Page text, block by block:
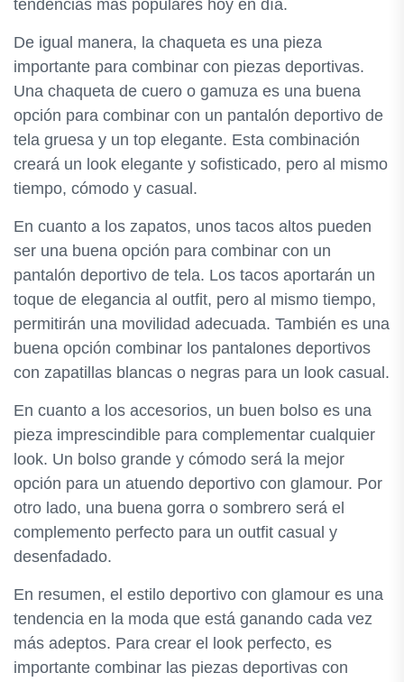
tendencias más populares hoy en día.
De igual manera, la chaqueta es una pieza
importante para combinar con piezas deportivas.
Una chaqueta de cuero o gamuza es una buena
opción para combinar con un pantalón deportivo de
tela gruesa y un top elegante. Esta combinación
creará un look elegante y sofisticado, pero al mismo
tiempo, cómodo y casual.
En cuanto a los zapatos, unos tacos altos pueden
ser una buena opción para combinar con un
pantalón deportivo de tela. Los tacos aportarán un
toque de elegancia al outfit, pero al mismo tiempo,
permitirán una movilidad adecuada. También es una
buena opción combinar los pantalones deportivos
con zapatillas blancas o negras para un look casual.
En cuanto a los accesorios, un buen bolso es una
pieza imprescindible para complementar cualquier
look. Un bolso grande y cómodo será la mejor
opción para un atuendo deportivo con glamour. Por
otro lado, una buena gorra o sombrero será el
complemento perfecto para un outfit casual y
desenfadado.
En resumen, el estilo deportivo con glamour es una
tendencia en la moda que está ganando cada vez
más adeptos. Para crear el look perfecto, es
importante combinar las piezas deportivas con